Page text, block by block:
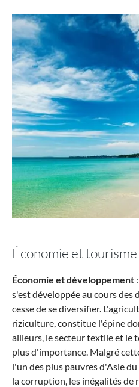
Économie et tourisme
Économie et développement
s'est développée au cours des
cesse de se diversifier.
riziculture, constitue l'épine
ailleurs, le secteur textile et le
plus d'importance. Malgré
l'un des plus pauvres d'Asie
la corruption, les inégalités de